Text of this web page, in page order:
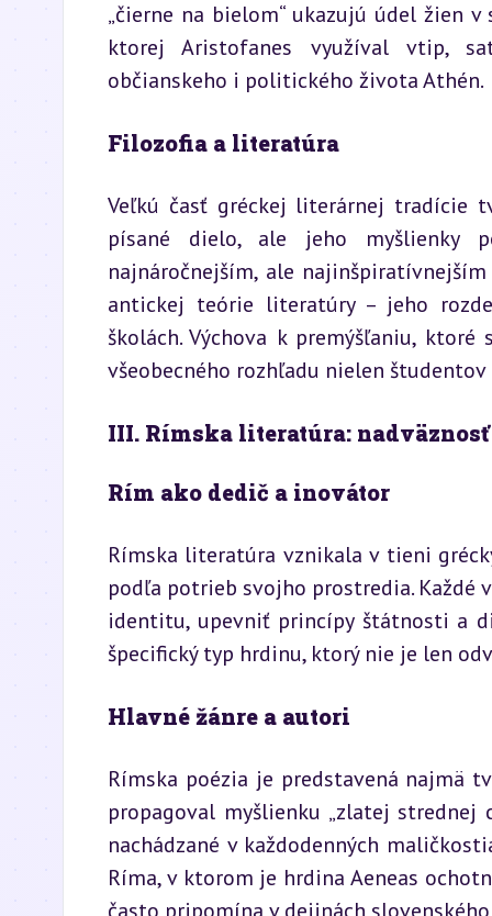
„čierne na bielom“ ukazujú údel žien
ktorej Aristofanes využíval vtip,
občianskeho i politického života Athén.
Filozofia a literatúra
Veľkú časť gréckej literárnej tradície
písané dielo, ale jeho myšlienky
najnáročnejším, ale
antickej teórie literatúry – jeho
školách. Výchova k premýšľaniu,
všeobecného rozhľadu nielen
III. Rímska literatúra:
Rím ako dedič a inovátor
Rímska literatúra vznikala v tieni
podľa potrieb svojho prostredia. Každé
identitu, upevniť princípy štátnosti a
špecifický typ hrdinu, ktorý nie je len
Hlavné žánre a autori
Rímska poézia je predstavená najmä
propagoval myšlienku „zlatej strednej
nachádzané v každodenných
Ríma, v ktorom je hrdina Aeneas